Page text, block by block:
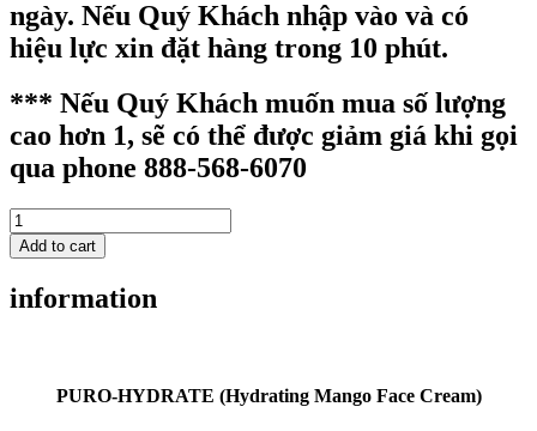
ngày. Nếu Quý Khách nhập vào và có
hiệu lực xin đặt hàng trong 10 phút.
*** Nếu Quý Khách muốn mua số lượng
cao hơn 1, sẽ có thể được giảm giá khi gọi
qua phone 888-568-6070
PURO
HYDRATING
MANGO
CREAM
DƯỠNG
Add to cart
information
PURO-HYDRATE (Hydrating Mango Face Cream)